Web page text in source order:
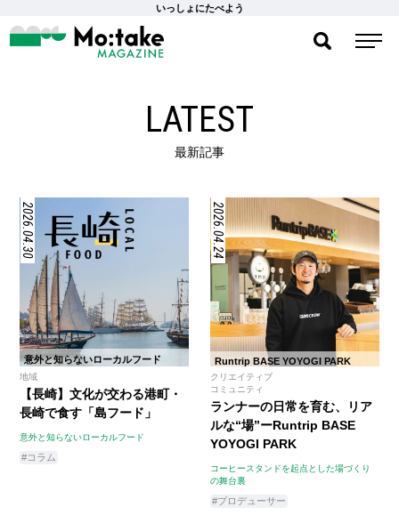
いっしょにたべよう
LATEST
最新記事
2026.04.30
意外と知らないローカルフード
地域
【長崎】文化が交わる港町・
長崎で食す「島フード」
意外と知らないローカルフード
#コラム
2026.04.24
Runtrip BASE YOYOGI PARK
クリエイティブ
コミュニティ
ランナーの日常を育む、リア
ルな“場”ーRuntrip BASE
YOYOGI PARK
コーヒースタンドを起点とした場づくり
の舞台裏
#プロデューサー